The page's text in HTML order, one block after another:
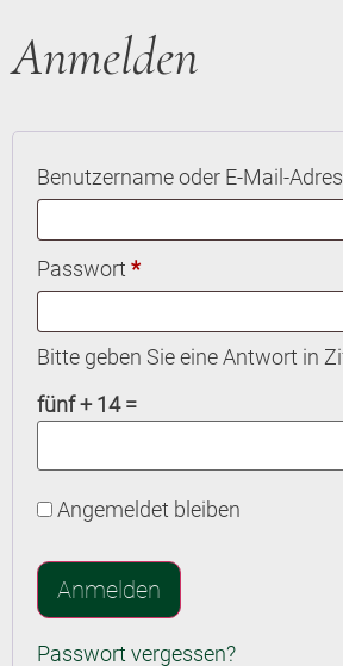
Anmelden
Benutzername oder E-Mail-
Passwort *
Bitte geben Sie eine Antwort in
fünf + 14 =
Alternative:
Angemeldet bleiben
Anmelden
Passwort vergessen?